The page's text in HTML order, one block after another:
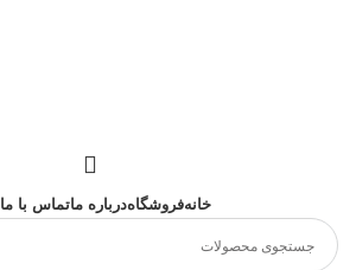
خانهفروشگاهدرباره ماتماس با ما